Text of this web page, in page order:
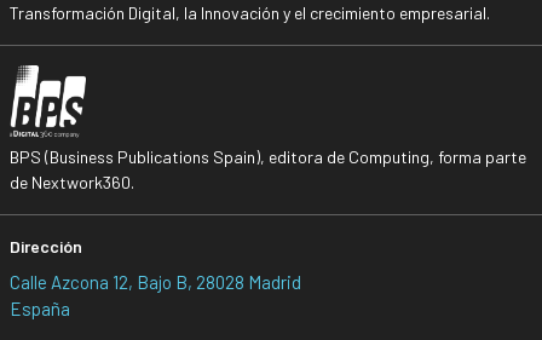
Transformación Digital, la Innovación y el crecimiento empresarial.
BPS (Business Publications Spain), editora de Computing, forma parte
de Nextwork360.
Dirección
Calle Azcona 12, Bajo B, 28028 Madrid
España